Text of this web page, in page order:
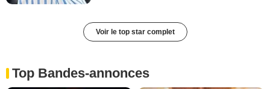
Voir le top star complet
Top Bandes-annonces